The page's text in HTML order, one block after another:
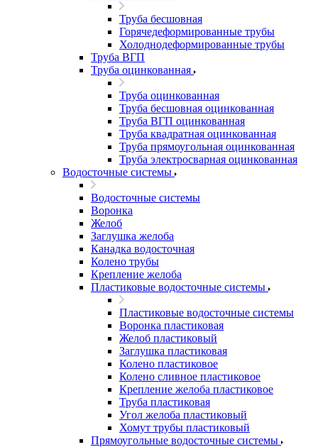
Труба бесшовная
Горячедеформированные трубы
Холоднодеформированные трубы
Труба ВГП
Труба оцинкованная
Труба оцинкованная
Труба бесшовная оцинкованная
Труба ВГП оцинкованная
Труба квадратная оцинкованная
Труба прямоугольная оцинкованная
Труба электросварная оцинкованная
Водосточные системы
Водосточные системы
Воронка
Желоб
Заглушка желоба
Канадка водосточная
Колено трубы
Крепление желоба
Пластиковые водосточные системы
Пластиковые водосточные системы
Воронка пластиковая
Желоб пластиковый
Заглушка пластиковая
Колено пластиковое
Колено сливное пластиковое
Крепление желоба пластиковое
Труба пластиковая
Угол желоба пластиковый
Хомут трубы пластиковый
Прямоугольные водосточные системы